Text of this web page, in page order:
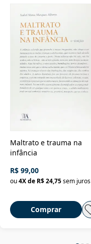
Maltrato e trauma na
infância
R$ 99,00
ou4X de R$ 24,75sem juros
Comprar